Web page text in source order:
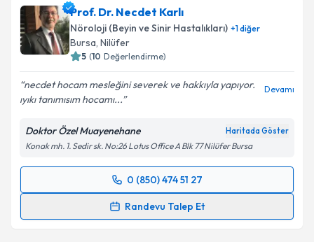
takvim hazırlandığında e-posta ile bilgilendireceğiz.
E-posta Adresiniz
kapsamda işlenmesini kabul ediyorum.
Takvim Talebini Gönder
Prof. Dr. Necdet Karlı
Nöroloji (Beyin ve Sinir Hastalıkları) +1diğer
Bursa, Nilüfer
5 (10 Değerlendirme)
necdet hocam mesleğini severek ve hakkıyla yapıyor.
ıyıkı tanımısım hocamı...
Devamı
Doktor Özel Muayenehane Haritada Göster
Konak mh. 1. Sedir sk. No:26 Lotus Office A Blk 77 Nilüfer Bursa
0 (850) 474 51 27
Randevu Talep Et
Randevu Takvimi Talebi